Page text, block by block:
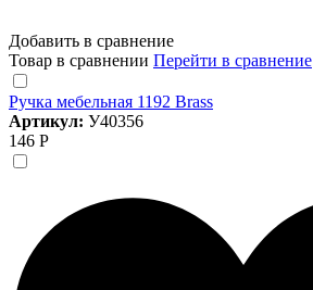
Добавить в сравнение
Товар в сравнении Перейти в сравнение
Ручка мебельная 1192 Brass
Артикул: У40356
146 Р